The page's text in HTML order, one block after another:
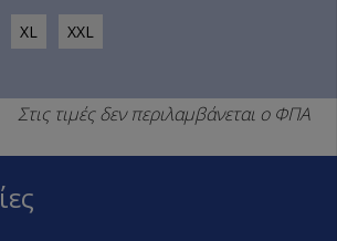
XL XXL
Στις τιμές δεν περιλαμβάνεται ο ΦΠΑ